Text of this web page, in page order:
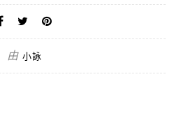
由 小詠